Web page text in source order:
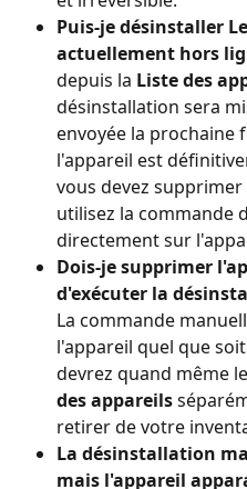
Puis-je désinstaller
actuellement hors
depuis la Liste des
désinstallation sera
envoyée la prochaine
l'appareil est
vous devez
utilisez la commande
directement sur
Dois-je supprimer
d'exécuter la
La commande
l'appareil quel que
devrez quand même
des appareils
retirer de votre
La désinstallation
mais l'appareil